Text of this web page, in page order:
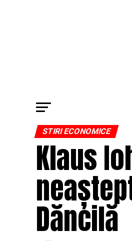
STIRI ECONOMICE
Klaus
Dăncilă